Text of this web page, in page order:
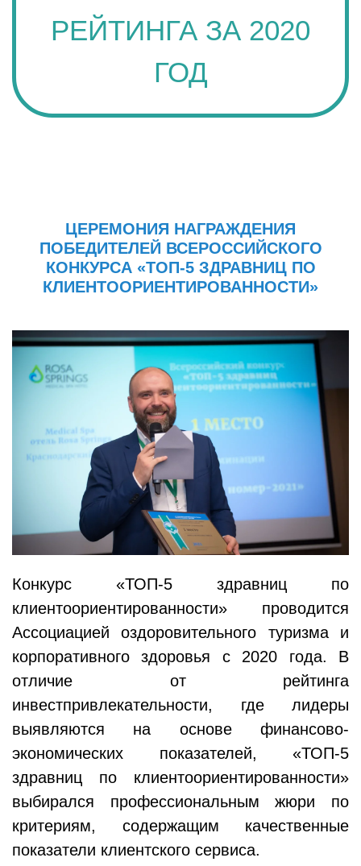
РЕЙТИНГА ЗА 2020
ГОД
ЦЕРЕМОНИЯ НАГРАЖДЕНИЯ
ПОБЕДИТЕЛЕЙ ВСЕРОССИЙСКОГО
КОНКУРСА «ТОП-5 ЗДРАВНИЦ ПО
КЛИЕНТООРИЕНТИРОВАННОСТИ»
Конкурс «ТОП-5 здравниц по
клиентоориентированности» проводится
Ассоциацией оздоровительного туризма и
корпоративного здоровья с 2020 года. В
отличие от рейтинга
инвестпривлекательности, где лидеры
выявляются на основе финансово-
экономических показателей, «ТОП-5
здравниц по клиентоориентированности»
выбирался профессиональным жюри по
критериям, содержащим качественные
показатели клиентского сервиса.